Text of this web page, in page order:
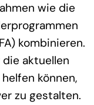
wie die
kombinieren.
aktuellen
können,
zu gestalten.